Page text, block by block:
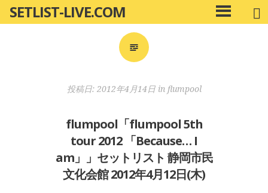
ン
SETLIST-LIVE.COM
メ
イ
投稿日: 2012年4月14日in flumpool
flumpool「flumpool 5th
tour 2012 「Because… I
am」」セットリスト 静岡市民
文化会館 2012年4月12日(木)